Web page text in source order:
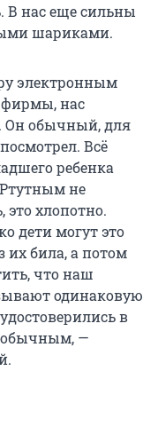
В нас еще сильны
шариками.
электронным
фирмы, нас
Он обычный, для
Всё
ребенка
не
это хлопотно.
дети могут это
их била, а потом
что наш
одинаковую
в
обычным, —